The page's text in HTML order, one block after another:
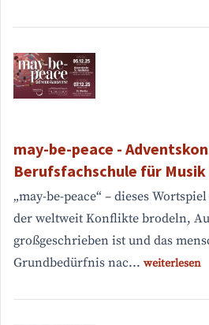
may-be-peace -
Berufsfachschule für
„may-be-peace“ – dieses
der weltweit Konflikte brodeln,
großgeschrieben ist und das
Grundbedürfnis nac... weiterlesen